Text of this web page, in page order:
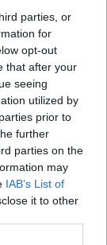
parties, or
for
opt-out
that after your
seeing
utilized by
prior to
further
parties on the
may
IAB’s List of
it to other
κατά
και
είναι η
και
Υπό
το
σωστή